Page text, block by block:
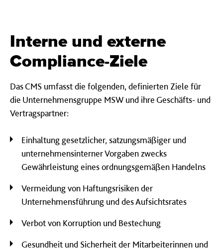
Interne und externe
Compliance-Ziele
Das CMS umfasst die folgenden, definierten Ziele für
die Unternehmensgruppe MSW und ihre Geschäfts- und
Vertragspartner:
Einhaltung gesetzlicher, satzungsmäßiger und
unternehmensinterner Vorgaben zwecks
Gewährleistung eines ordnungsgemäßen Handelns
Vermeidung von Haftungsrisiken der
Unternehmensführung und des Aufsichtsrates
Verbot von Korruption und Bestechung
Gesundheit und Sicherheit der Mitarbeiterinnen und